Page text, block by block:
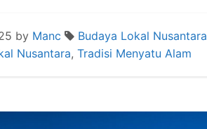
by Manc Budaya Lokal Nusantara
Nusantara, Tradisi Menyatu Alam